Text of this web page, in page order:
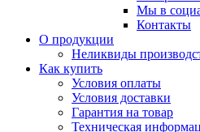
Мы в
Контакты
О продукции
Неликвиды
Как купить
Условия оплаты
Условия доставки
Гарантия на товар
Техническая